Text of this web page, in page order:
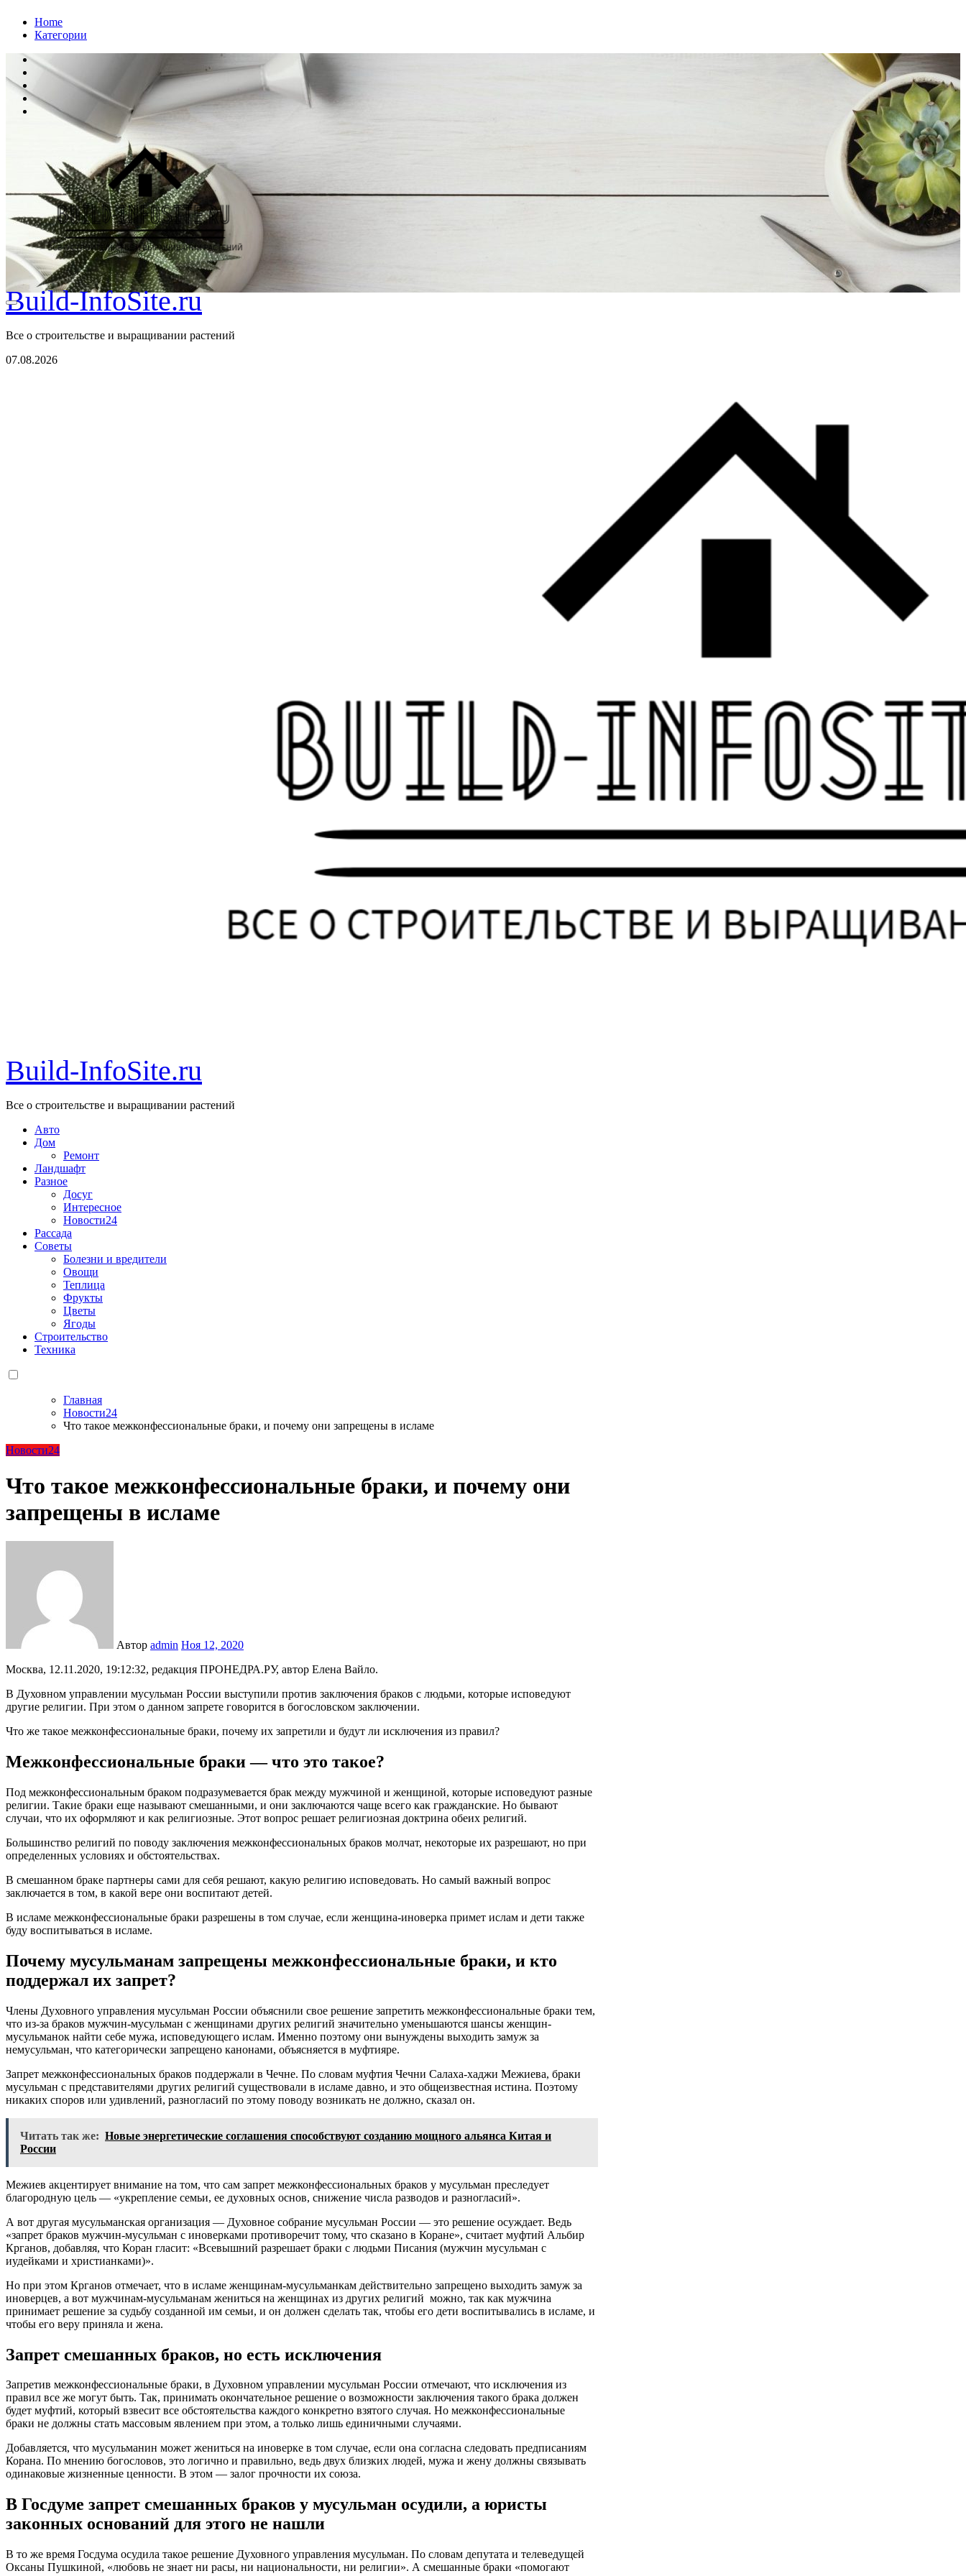
ПерейтиHome
Категории
Build-InfoSite.ru
Все о строительстве и выращивании растений
07.08.2026
Build-InfoSite.ru
Все о строительстве и выращивании растений
Авто
Дом
Ремонт
Ландшафт
Разное
Досуг
Интересное
Новости24
Рассада
Советы
Болезни и вредители
Овощи
Теплица
Фрукты
Цветы
Ягоды
Строительство
Техника
Главная
Новости24
Что такое межконфессиональные браки, и почему они запрещены в исламе
Новости24
Что такое межконфессиональные браки, и почему они
запрещены в исламе
Автор admin Ноя 12, 2020
Москва, 12.11.2020, 19:12:32, редакция ПРОНЕДРА.РУ, автор Елена Вайло.
В Духовном управлении мусульман России выступили против заключения браков с людьми, которые исповедуют
другие религии. При этом о данном запрете говорится в богословском заключении.
Что же такое межконфессиональные браки, почему их запретили и будут ли исключения из правил?
Межконфессиональные браки — что это такое?
Под межконфессиональным браком подразумевается брак между мужчиной и женщиной, которые исповедуют разные
религии. Такие браки еще называют смешанными, и они заключаются чаще всего как гражданские. Но бывают
случаи, что их оформляют и как религиозные. Этот вопрос решает религиозная доктрина обеих религий.
Большинство религий по поводу заключения межконфессиональных браков молчат, некоторые их разрешают, но при
определенных условиях и обстоятельствах.
В смешанном браке партнеры сами для себя решают, какую религию исповедовать. Но самый важный вопрос
заключается в том, в какой вере они воспитают детей.
В исламе межконфессиональные браки разрешены в том случае, если женщина-иноверка примет ислам и дети также
буду воспитываться в исламе.
Почему мусульманам запрещены межконфессиональные браки, и кто
поддержал их запрет?
Члены Духовного управления мусульман России объяснили свое решение запретить межконфессиональные браки тем,
что из-за браков мужчин-мусульман с женщинами других религий значительно уменьшаются шансы женщин-
мусульманок найти себе мужа, исповедующего ислам. Именно поэтому они вынуждены выходить замуж за
немусульман, что категорически запрещено канонами, объясняется в муфтияре.
Запрет межконфессиональных браков поддержали в Чечне. По словам муфтия Чечни Салаха-хаджи Межиева, браки
мусульман с представителями других религий существовали в исламе давно, и это общеизвестная истина. Поэтому
никаких споров или удивлений, разногласий по этому поводу возникать не должно, сказал он.
Читать так же: Новые энергетические соглашения способствуют созданию мощного альянса Китая и
России
Межиев акцентирует внимание на том, что сам запрет межконфессиональных браков у мусульман преследует
благородную цель — «укрепление семьи, ее духовных основ, снижение числа разводов и разногласий».
А вот другая мусульманская организация — Духовное собрание мусульман России — это решение осуждает. Ведь
«запрет браков мужчин-мусульман с иноверками противоречит тому, что сказано в Коране», считает муфтий Альбир
Крганов, добавляя, что Коран гласит: «Всевышний разрешает браки с людьми Писания (мужчин мусульман с
иудейками и христианками)».
Но при этом Крганов отмечает, что в исламе женщинам-мусульманкам действительно запрещено выходить замуж за
иноверцев, а вот мужчинам-мусульманам жениться на женщинах из других религий можно, так как мужчина
принимает решение за судьбу созданной им семьи, и он должен сделать так, чтобы его дети воспитывались в исламе, и
чтобы его веру приняла и жена.
Запрет смешанных браков, но есть исключения
Запретив межконфессиональные браки, в Духовном управлении мусульман России отмечают, что исключения из
правил все же могут быть. Так, принимать окончательное решение о возможности заключения такого брака должен
будет муфтий, который взвесит все обстоятельства каждого конкретно взятого случая. Но межконфессиональные
браки не должны стать массовым явлением при этом, а только лишь единичными случаями.
Добавляется, что мусульманин может жениться на иноверке в том случае, если она согласна следовать предписаниям
Корана. По мнению богословов, это логично и правильно, ведь двух близких людей, мужа и жену должны связывать
одинаковые жизненные ценности. В этом — залог прочности их союза.
В Госдуме запрет смешанных браков у мусульман осудили, а юристы
законных оснований для этого не нашли
В то же время Госдума осудила такое решение Духовного управления мусульман. По словам депутата и телеведущей
Оксаны Пушкиной, «любовь не знает ни расы, ни национальности, ни религии». А смешанные браки «помогают